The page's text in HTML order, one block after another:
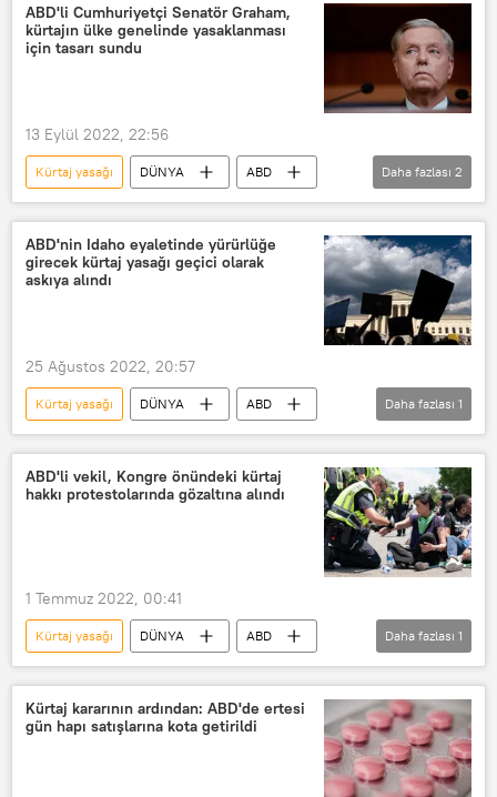
kalp atışı yasası
Cenin
ABD'li Cumhuriyetçi Senatör Graham,
kürtajın ülke genelinde yasaklanması
için tasarı sundu
13 Eylül 2022, 22:56
Kürtaj yasağı DÜNYA
ABD
Kürtaj
Joe Biden
Daha fazlası 2
ABD'nin Idaho eyaletinde yürürlüğe
girecek kürtaj yasağı geçici olarak
askıya alındı
25 Ağustos 2022, 20:57
Kürtaj yasağı DÜNYA
ABD
Idaho
Daha fazlası 1
ABD'li vekil, Kongre önündeki kürtaj
hakkı protestolarında gözaltına alındı
1 Temmuz 2022, 00:41
Kürtaj yasağı DÜNYA
ABD
ABD Kongresi
Daha fazlası 1
Kürtaj kararının ardından: ABD'de ertesi
gün hapı satışlarına kota getirildi